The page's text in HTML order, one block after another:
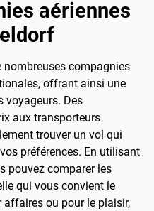
aériennes
nombreuses compagnies
offrant ainsi une
voyageurs. Des
aux transporteurs
trouver un vol qui
préférences. En utilisant
pouvez comparer les
qui vous convient le
affaires ou pour le plaisir,